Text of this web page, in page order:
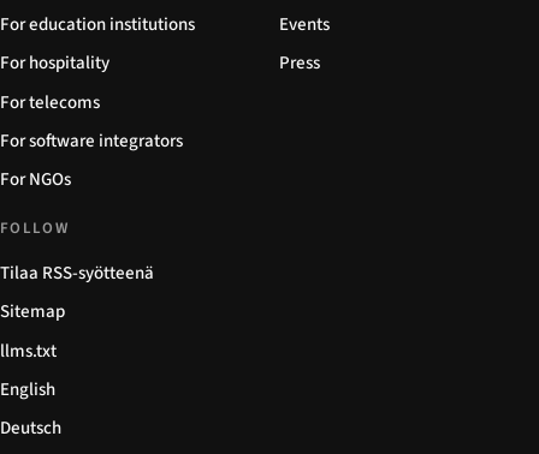
For education institutions
For hospitality
For telecoms
For software integrators
For NGOs
Events
Press
FOLLOW
Tilaa RSS-syötteenä
Sitemap
llms.txt
English
Deutsch